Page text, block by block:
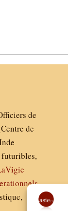
de
de
futuribles,